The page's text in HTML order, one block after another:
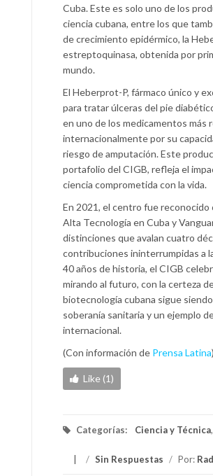
Cuba. Este es solo uno de los
ciencia cubana, entre los que
de crecimiento epidérmico, la
estreptoquinasa, obtenida por
mundo.
El Heberprot-P, fármaco único y
para tratar úlceras del pie
en uno de los medicamentos más
internacionalmente por su
riesgo de amputación. Este
portafolio del CIGB, refleja el
ciencia comprometida con la vida.
En 2021, el centro fue reconocido
Alta Tecnología en Cuba y
distinciones que avalan cuatro
contribuciones ininterrumpidas a
40 años de historia, el CIGB
mirando al futuro, con la certeza
biotecnología cubana sigue
soberanía sanitaria y un ejemplo
internacional.
(Con información de Prensa Latina)
Like (1)
Categorías: Ciencia y Técnica,
/ Sin Respuestas / Por: